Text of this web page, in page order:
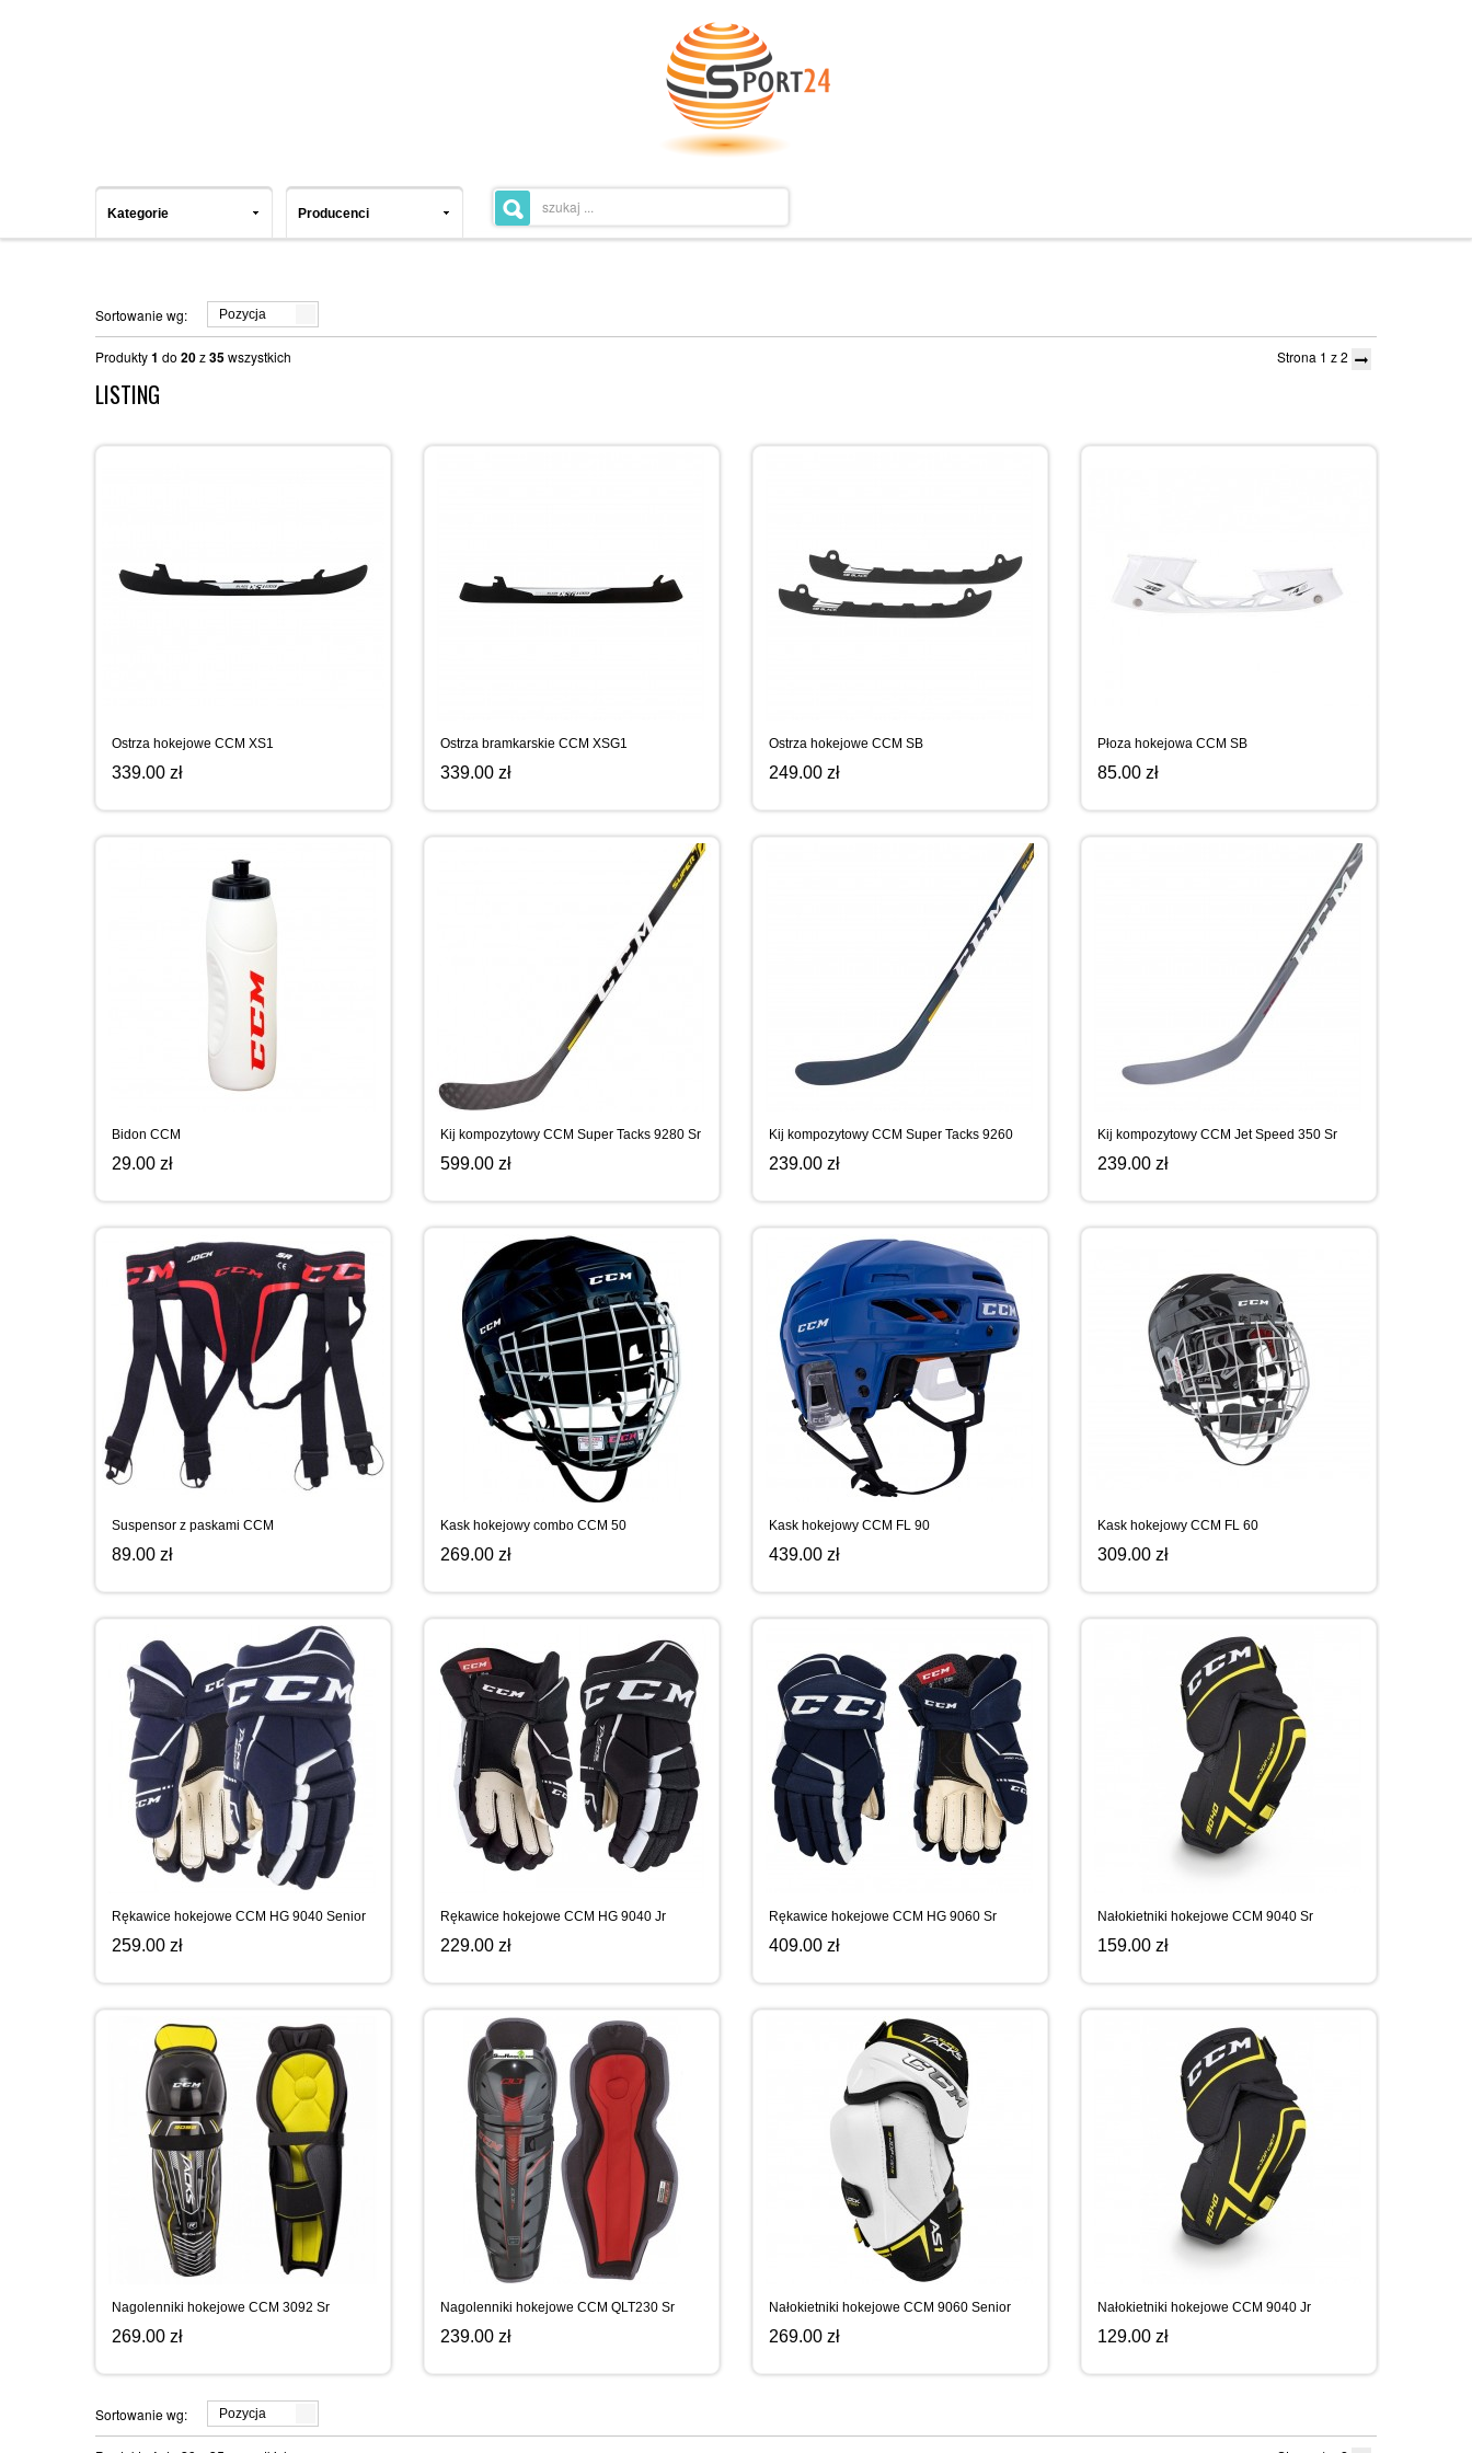
Kategorie Producenci
Sortowanie wg: Pozycja
Produkty1 do 20z35wszystkich Strona 1 z 2
LISTING
Ostrza hokejowe CCM XS1
339.00 zł
Ostrza bramkarskie CCM XSG1
339.00 zł
Ostrza hokejowe CCM SB
249.00 zł
Płoza hokejowa CCM SB
85.00 zł
Bidon CCM
29.00 zł
Kij kompozytowy CCM Super Tacks 9280 Sr
599.00 zł
Kij kompozytowy CCM Super Tacks 9260
239.00 zł
Kij kompozytowy CCM Jet Speed 350 Sr
239.00 zł
Suspensor z paskami CCM
89.00 zł
Kask hokejowy combo CCM 50
269.00 zł
Kask hokejowy CCM FL 90
439.00 zł
Kask hokejowy CCM FL 60
309.00 zł
Rękawice hokejowe CCM HG 9040 Senior
259.00 zł
Rękawice hokejowe CCM HG 9040 Jr
229.00 zł
Rękawice hokejowe CCM HG 9060 Sr
409.00 zł
Nałokietniki hokejowe CCM 9040 Sr
159.00 zł
Nagolenniki hokejowe CCM 3092 Sr
269.00 zł
Nagolenniki hokejowe CCM QLT230 Sr
239.00 zł
Nałokietniki hokejowe CCM 9060 Senior
269.00 zł
Nałokietniki hokejowe CCM 9040 Jr
129.00 zł
Sortowanie wg: Pozycja